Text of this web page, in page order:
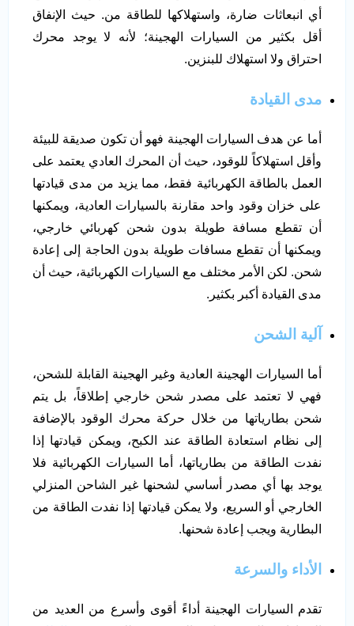
أي انبعاثات ضارة، واستهلاكها للطاقة من. حيث الإنفاق
أقل بكثير من السيارات الهجينة؛ لأنه لا يوجد محرك
احتراق ولا استهلاك للبنزين.
مدى القيادة
أما عن هدف السيارات الهجينة فهو أن تكون صديقة للبيئة
وأقل استهلاكاً للوقود، حيث أن المحرك العادي يعتمد على
العمل بالطاقة الكهربائية فقط، مما يزيد من مدى قيادتها
على خزان وقود واحد مقارنة بالسيارات العادية، ويمكنها
أن تقطع مسافة طويلة بدون شحن كهربائي خارجي،
ويمكنها أن تقطع مسافات طويلة بدون الحاجة إلى إعادة
شحن. لكن الأمر مختلف مع السيارات الكهربائية، حيث أن
مدى القيادة أكبر بكثير.
آلية الشحن
أما السيارات الهجينة العادية وغير الهجينة القابلة للشحن،
فهي لا تعتمد على مصدر شحن خارجي إطلاقاً، بل يتم
شحن بطارياتها من خلال حركة محرك الوقود بالإضافة
إلى نظام استعادة الطاقة عند الكبح، ويمكن قيادتها إذا
نفدت الطاقة من بطارياتها، أما السيارات الكهربائية فلا
يوجد بها أي مصدر أساسي لشحنها غير الشاحن المنزلي
الخارجي أو السريع، ولا يمكن قيادتها إذا نفدت الطاقة من
البطارية ويجب إعادة شحنها.
الأداء والسرعة
تقدم السيارات الهجينة أداءً أقوى وأسرع من العديد من